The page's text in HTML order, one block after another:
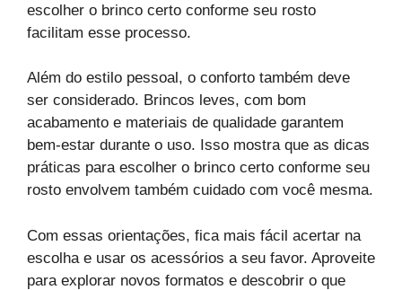
escolher o brinco certo conforme seu rosto
facilitam esse processo.
Além do estilo pessoal, o conforto também deve
ser considerado. Brincos leves, com bom
acabamento e materiais de qualidade garantem
bem-estar durante o uso. Isso mostra que as dicas
práticas para escolher o brinco certo conforme seu
rosto envolvem também cuidado com você mesma.
Com essas orientações, fica mais fácil acertar na
escolha e usar os acessórios a seu favor. Aproveite
para explorar novos formatos e descobrir o que